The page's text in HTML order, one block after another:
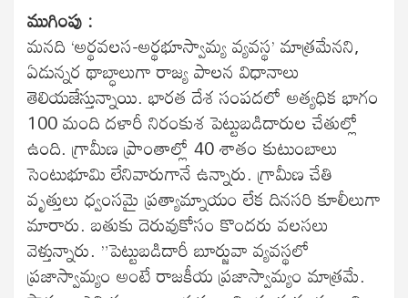
ముగింపు :
మనది ‘అర్థవలస-అర్థభూస్వామ్య వ్యవస్థ’ మాత్రమేనని,
ఏడున్నర థాబ్ధాలుగా రాజ్య పాలన విధానాలు
తెలియజేస్తున్నాయి. భారత దేశ సంపదలో అత్యధిక భాగం
100 మంది దళారీ నిరంకుశ పెట్టుబడిదారుల చేతుల్లో
ఉంది. గ్రామీణ ప్రాంతాల్లో 40 శాతం కుటుంబాలు
సెంటుభూమి లేనివారుగానే ఉన్నారు. గ్రామీణ చేతి
వృత్తులు ధ్వంసమై ప్రత్యామ్నాయం లేక దినసరి కూలీలుగా
మారారు. బతుకు దెరువుకోసం కొందరు వలసలు
వెళ్తున్నారు. ”పెట్టుబడిదారీ బూర్జువా వ్యవస్థలో
ప్రజాస్వామ్యం అంటే రాజకీయ ప్రజాస్వామ్యం మాత్రమే.